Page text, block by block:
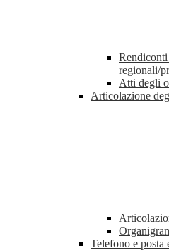
regionali/
Atti degli
Articolazione
Telefono e posta